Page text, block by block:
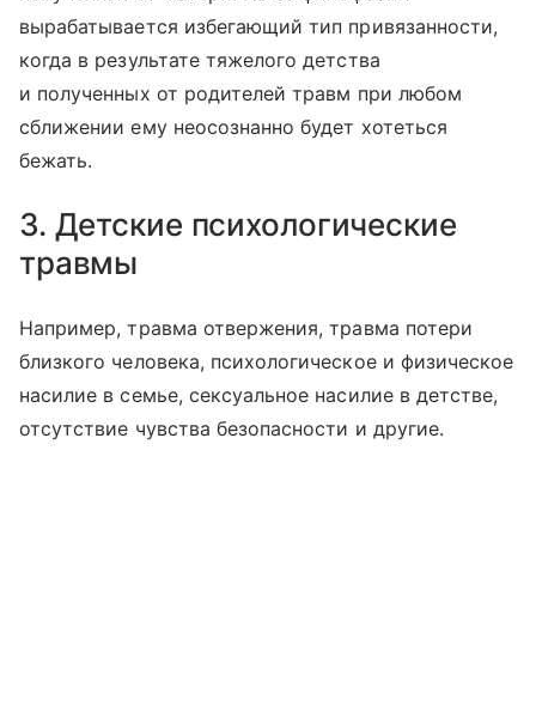
вырабатывается избегающий тип привязанности,
когда в результате тяжелого детства
и полученных от родителей травм при любом
сближении ему неосознанно будет хотеться
бежать.
3. Детские психологические
травмы
Например, травма отвержения, травма потери
близкого человека, психологическое и физическое
насилие в семье, сексуальное насилие в детстве,
отсутствие чувства безопасности и другие.